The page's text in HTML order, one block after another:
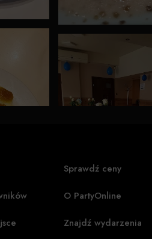
Sprawdź ceny
O PartyOnline
Znajdź wydarzenia